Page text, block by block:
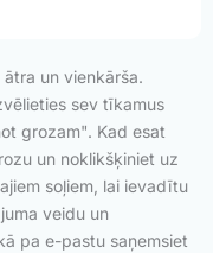
un vienkārša.
sev tīkamus
grozam". Kad esat
un noklikšķiniet uz
soļiem, lai ievadītu
veidu un
pa e-pastu saņemsiet